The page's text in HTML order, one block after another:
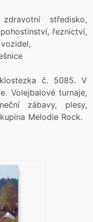
středisko,
řeznictví,
č. 5085. V
Volejbalové turnaje,
zábavy, plesy,
Melodie Rock.